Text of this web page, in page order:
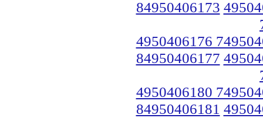
84950406173
4950406176
84950406177
4950406180
84950406181